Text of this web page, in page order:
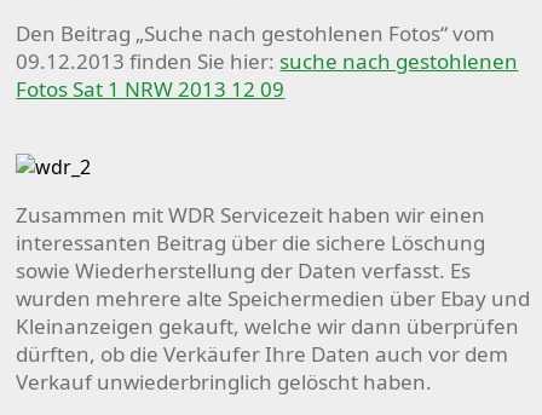
Den Beitrag „Suche nach gestohlenen Fotos“ vom
09.12.2013 finden Sie hier: suche nach gestohlenen
Fotos Sat 1 NRW 2013 12 09
Zusammen mit WDR Servicezeit haben wir einen
interessanten Beitrag über die sichere Löschung
sowie Wiederherstellung der Daten verfasst. Es
wurden mehrere alte Speichermedien über Ebay und
Kleinanzeigen gekauft, welche wir dann überprüfen
dürften, ob die Verkäufer Ihre Daten auch vor dem
Verkauf unwiederbringlich gelöscht haben.